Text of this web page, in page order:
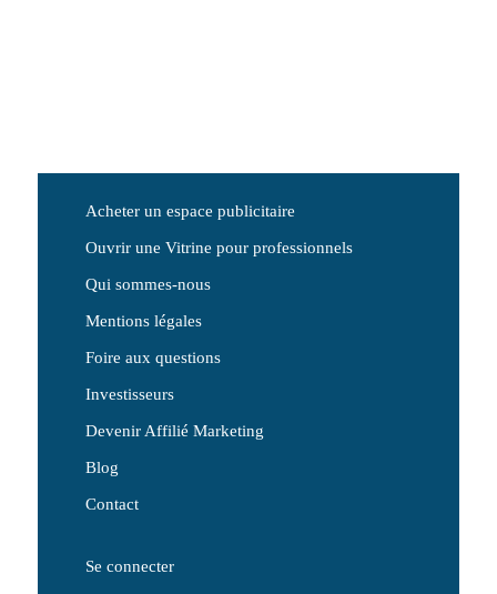
Acheter un espace publicitaire
Ouvrir une Vitrine pour professionnels
Qui sommes-nous
Mentions légales
Foire aux questions
Investisseurs
Devenir Affilié Marketing
Blog
Contact
Se connecter